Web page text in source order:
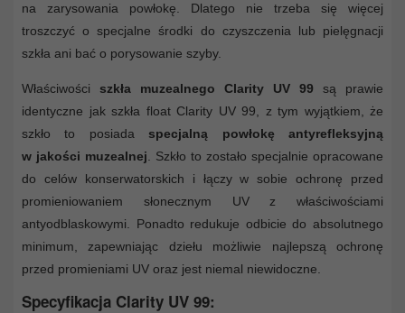
na zarysowania powłokę. Dlatego nie trzeba się więcej
troszczyć o specjalne środki do czyszczenia lub pielęgnacji
szkła ani bać o porysowanie szyby.
Właściwości szkła muzealnego Clarity UV 99 są prawie
identyczne jak szkła float Clarity UV 99, z tym wyjątkiem, że
szkło to posiada specjalną powłokę antyrefleksyjną
w jakości muzealnej . Szkło to zostało specjalnie opracowane
do celów konserwatorskich i łączy w sobie ochronę przed
promieniowaniem słonecznym UV z właściwościami
antyodblaskowymi. Ponadto redukuje odbicie do absolutnego
minimum, zapewniając dziełu możliwie najlepszą ochronę
przed promieniami UV oraz jest niemal niewidoczne.
Specyfikacja Clarity UV 99: